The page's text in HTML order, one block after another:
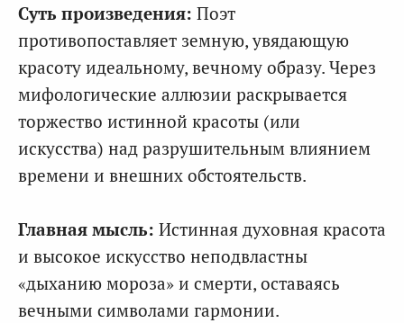
Суть произведения: Поэт
противопоставляет земную, увядающую
красоту идеальному, вечному образу. Через
мифологические аллюзии раскрывается
торжество истинной красоты (или
искусства) над разрушительным влиянием
времени и внешних обстоятельств.
Главная мысль: Истинная духовная красота
и высокое искусство неподвластны
«дыханию мороза» и смерти, оставаясь
вечными символами гармонии.